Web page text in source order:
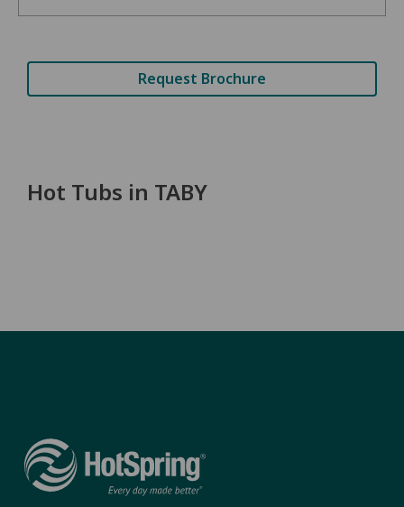
Request Brochure
Hot Tubs in TABY